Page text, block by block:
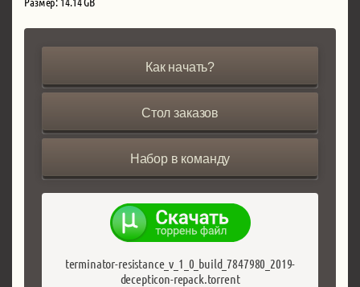
Как начать?
Стол заказов
Набор в команду
terminator-resistance_v_1_0_build_7847980_2019-
decepticon-repack.torrent